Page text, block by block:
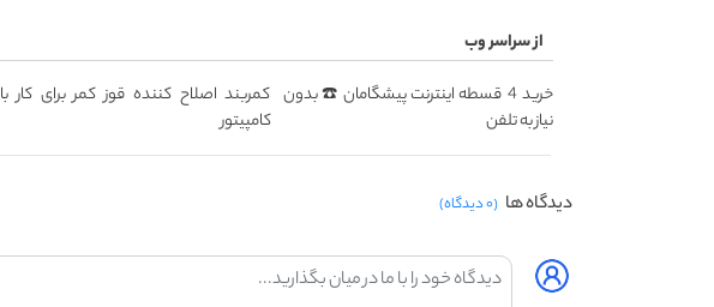
از سراسر وب
خرید 4 قسطه اینترنت پیشگامان ☎️ بدون
نیاز به تلفن
کمربند اصلاح کننده قوز کمر برای کار با
کامپیتور
دیدگاه ها (۰ دیدگاه)